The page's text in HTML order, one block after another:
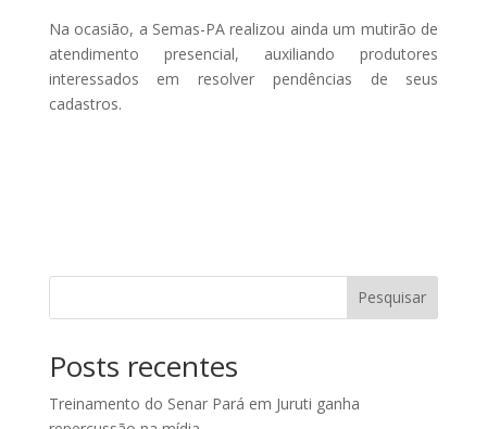
Na ocasião, a Semas-PA realizou ainda um mutirão de
atendimento presencial, auxiliando produtores
interessados em resolver pendências de seus
cadastros.
Pesquisar
Posts recentes
Treinamento do Senar Pará em Juruti ganha